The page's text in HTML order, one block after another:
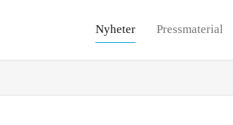
Nyheter Pressmaterial